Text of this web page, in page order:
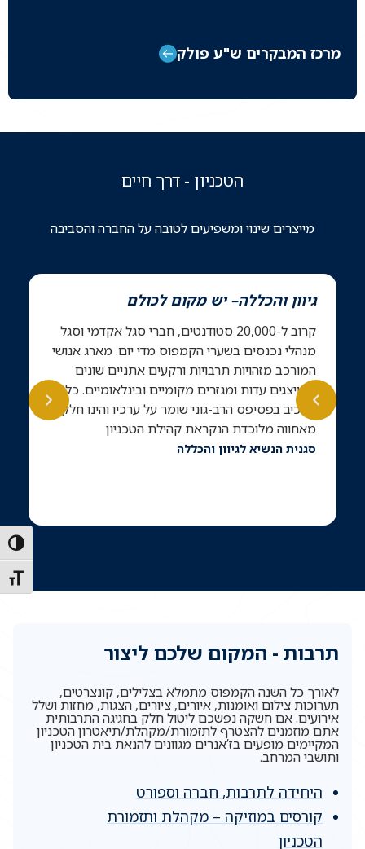
מתג
מרכז המבקרים ש"ע פולק
הטכניון - דרך חיים
מייצרים שינוי ומשפיעים לטובה על החברה והסביבה
קרוב ל-20,000 סטודנטים, חברי סגל אקדמי וסגל
מנהלי נכנסים בשערי הקמפוס מדי יום. מארג אנושי
המורכב מזהויות תרבויות ורקעים אתניים שונים
המייצגים עדות ומגזרים מקומיים ובינלאומיים. כל
מרכיב בפסיפס הרב-גוני שומר על ערכיו והינו חלק
מאחווה מלוכדת הנקראת קהילת הטכניון
סגנית הנשיא לגיוון והכללה
גיוון והכללה– יש מקום לכולם
תרבות - המקום שלכם ליצור
לאורך כל השנה הקמפוס מתמלא בצלילים, קונצרטים,
תערוכות צילום ואומנות, איורים, ציורים, הצגות, מחזות ושלל
אירועים. אם חשקה נפשכם ליטול חלק בחגיגה התרבותית
אתם מוזמנים להצטרף לתזמורת/מקהלת/תיאטרון הטכניון
המקיימים מופעים בז’אנרים מגוונים להנאת בית הטכניון
ותושבי המרחב.
היחידה לתרבות, חברה וספורט
קורסים במוזיקה – מקהלת ותזמורת
הטכניון